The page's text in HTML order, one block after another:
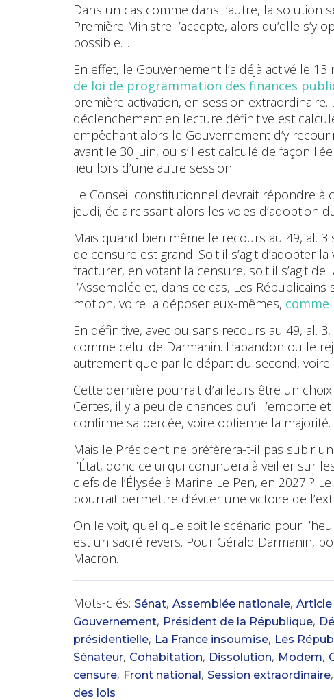
Dans un cas comme dans l’autre, la solution
Première Ministre l’accepte, alors qu’elle
possible…
En effet, le Gouvernement l’a déjà activé le
de loi de programmation des finances
première activation, en session
déclenchement en lecture définitive est
empêchant alors le Gouvernement d’y
avant le 30 juin, ou s’il est calculé de façon
lieu lors d’une autre session.
Le Conseil constitutionnel devrait répondre à
jeudi, éclaircissant alors les voies d’adoption
Mais quand bien même le recours au 49, al.
de censure est grand. Soit il s’agit d’adopter
fracturer, en votant la censure, soit il s’agit
l’Assemblée et, dans ce cas, Les
motion, voire la déposer eux-mêmes, comme
En définitive, avec ou sans recours au 49, al.
comme celui de Darmanin. L’abandon ou le
autrement que par le départ du second,
Cette dernière pourrait d’ailleurs être un
Certes, il y a peu de chances qu’il l’emporte
confirme sa percée, voire obtienne la
Mais le Président ne préfèrera-t-il pas subir
l’État, donc celui qui continuera à veiller sur
clefs de l’Élysée à Marine Le Pen, en 2027 ?
pourrait permettre d’éviter une victoire de
On le voit, quel que soit le scénario pour
est un sacré revers. Pour Gérald Darmanin,
Macron.
Mots-clés: Sénat, Assemblée nationale, Article
Gouvernement, Président de la République,
présidentielle, La France insoumise, Les
Sénateur, Cohabitation, Dissolution, Modem,
censure, Front national, Session extraordinaire,
des lois